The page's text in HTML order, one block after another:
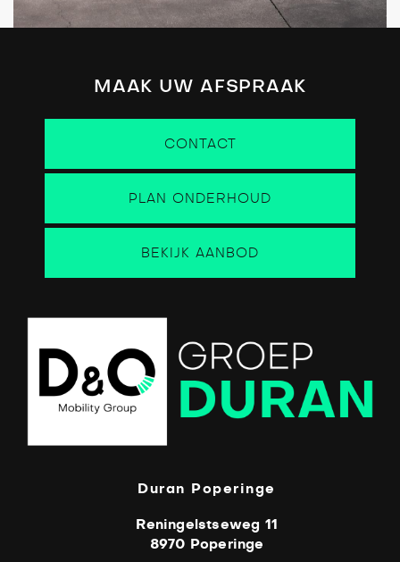
MAAK UW AFSPRAAK
CONTACT
PLAN ONDERHOUD
BEKIJK AANBOD
Duran Poperinge
Reningelstseweg 11
8970 Poperinge